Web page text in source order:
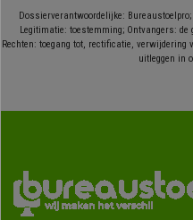
Dossierverantwoordelijke:
Legitimatie: toestemming; Ontvangers: de
Rechten: toegang tot, rectificatie, verwijdering
uitleggen in